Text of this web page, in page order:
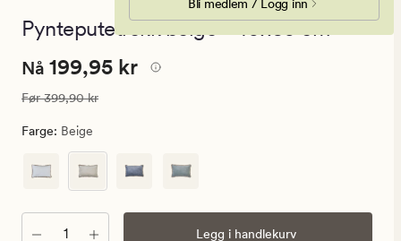
Bli medlem / Logg inn med
en
Pynteputetrekk beige - 40x60 cm
Nåværende
199,95
kr.
pris
kr
Nåværende pris
Nå 199,95 kr
Vanlig pris 399,90 kr
Før399,90 kr
Farge: Beige
Antall Legg i handlekurv